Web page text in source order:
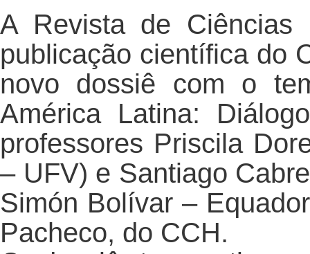
A Revista de Ciências
publicação científica do
novo dossiê com o
América Latina:
professores Priscila
– UFV) e Santiago
Simón Bolívar –
Pacheco, do CCH.